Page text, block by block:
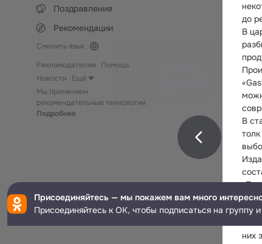
до
В
В
них
Поздравления
Рекомендации
Сменить язык
Рекламодателям Помощь
Новости
Ещё
Мы применяем
рекомендательные технологии
Подробнее
Присоединяйтесь — мы покажем вам много
Присоединяйтесь к ОК, чтобы подписаться на группу